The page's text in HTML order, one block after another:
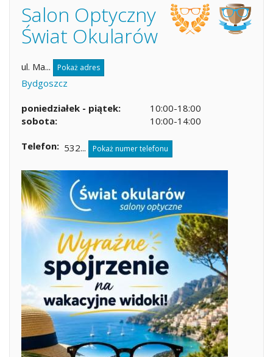
Salon Optyczny
Świat Okularów
ul. Ma... Pokaż adres
Bydgoszcz
poniedziałek - piątek:
10:00-18:00
sobota:
10:00-14:00
Telefon 532... Pokaż numer telefonu